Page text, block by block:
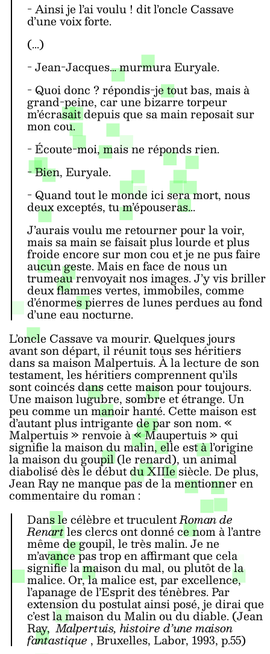
- Ainsi je l’ai voulu ! dit l’oncle Cassave
d’une voix forte.
(...)
- Jean-Jacques… murmura Euryale.
- Quoi donc ? répondis-je tout bas, mais à
grand-peine, car une bizarre torpeur
m’écrasait depuis que sa main reposait sur
mon cou.
- Écoute-moi, mais ne réponds rien.
- Bien, Euryale.
- Quand tout le monde ici sera mort, nous
deux exceptés, tu m’épouseras...
J’aurais voulu me retourner pour la voir,
mais sa main se faisait plus lourde et plus
froide encore sur mon cou et je ne pus faire
aucun geste. Mais en face de nous un
trumeau renvoyait nos images. J’y vis briller
deux flammes vertes, immobiles, comme
d’énormes pierres de lunes perdues au fond
d’une eau nocturne.
L’oncle Cassave va mourir. Quelques jours
avant son départ, il réunit tous ses héritiers
dans sa maison Malpertuis. À la lecture de son
testament, les héritiers comprennent qu’ils
sont coincés dans cette maison pour toujours.
Une maison lugubre, sombre et étrange. Un
peu comme un manoir hanté. Cette maison est
d’autant plus intrigante de par son nom. «
Malpertuis » renvoie à « Maupertuis » qui
signifie la maison du malin, elle est à l’origine
la maison du goupil (le renard), un animal
diabolisé dès le début du XIIIe siècle. De plus,
Jean Ray ne manque pas de la mentionner en
commentaire du roman :
Dans le célèbre et truculentRoman de
Renartles clercs ont donné ce nom à l’antre
même de goupil, le très malin. Je ne
m’avance pas trop en affirmant que cela
signifie la maison du mal, ou plutôt de la
malice. Or, la malice est, par excellence,
l’apanage de l’Esprit des ténèbres. Par
extension du postulat ainsi posé, je dirai que
c’est la maison du Malin ou du diable. (Jean
Ray, Malpertuis, histoire d’une maison
fantastique , Bruxelles, Labor, 1993, p.55)